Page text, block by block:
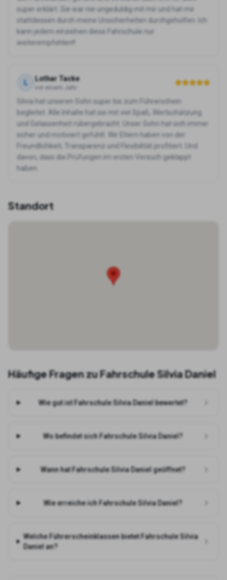
super erklärt. Sie war nie ungeduldig mit mir und hat mir
stattdessen durch meine Unsicherheiten durchgeholfen. Ich
kann jedem einzelnen diese Fahrschule nur
weiterempfehlen!!
L Lothar Tacke
vor einem Jahr
Silvia hat unseren Sohn super bis zum Führerschein
begleitet. Alle Inhalte hat sie mit viel Spaß, Wertschätzung
und Gelassenheit rübergebracht. Unser Sohn hat sich immer
sicher und motiviert gefühlt. Wir Eltern haben von der
Freundlichkeit, Transparenz und Flexibilität profitiert. Und
davon, dass die Prüfungen im ersten Versuch geklappt
haben.
Standort
Häufige Fragen zuFahrschule Silvia Daniel
Wie gut ist Fahrschule Silvia Daniel bewertet?
Wo befindet sich Fahrschule Silvia Daniel?
Wann hat Fahrschule Silvia Daniel geöffnet?
Wie erreiche ich Fahrschule Silvia Daniel?
Welche Führerscheinklassen bietet Fahrschule Silvia
Daniel an?